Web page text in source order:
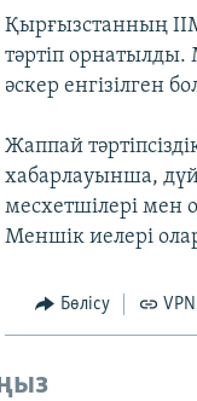
Қырғызстанның
тәртіп
әскер енгізілген
Жаппай
хабарлауынша,
месхетшілері мен
Меншік иелері
Бөлісу